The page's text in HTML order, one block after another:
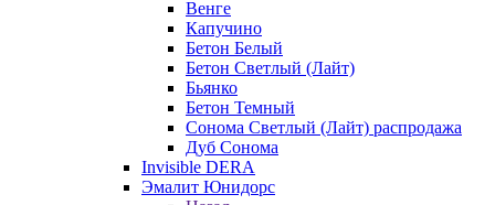
Венге
Капучино
Бетон Белый
Бетон Светлый (Лайт)
Бьянко
Бетон Темный
Сонома Светлый (Лайт) распродажа
Дуб Сонома
Invisible DERA
Эмалит Юнидорс